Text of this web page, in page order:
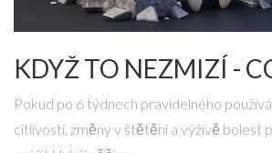
KDYŽ TO NEZMIZÍ -
Pokud po 6 týdnech pravidelného
citlivosti, změny v štětění a výživě bolest